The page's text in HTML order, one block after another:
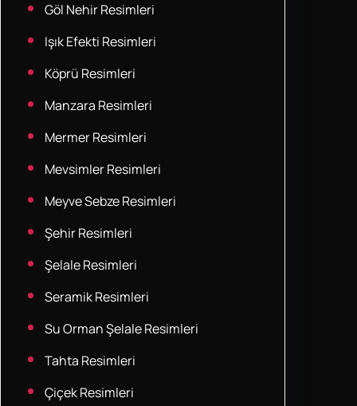
Göl Nehir Resimleri
Işık Efekti Resimleri
Köprü Resimleri
Manzara Resimleri
Mermer Resimleri
Mevsimler Resimleri
Meyve Sebze Resimleri
Şehir Resimleri
Şelale Resimleri
Seramik Resimleri
Su Orman Şelale Resimleri
Tahta Resimleri
Çiçek Resimleri